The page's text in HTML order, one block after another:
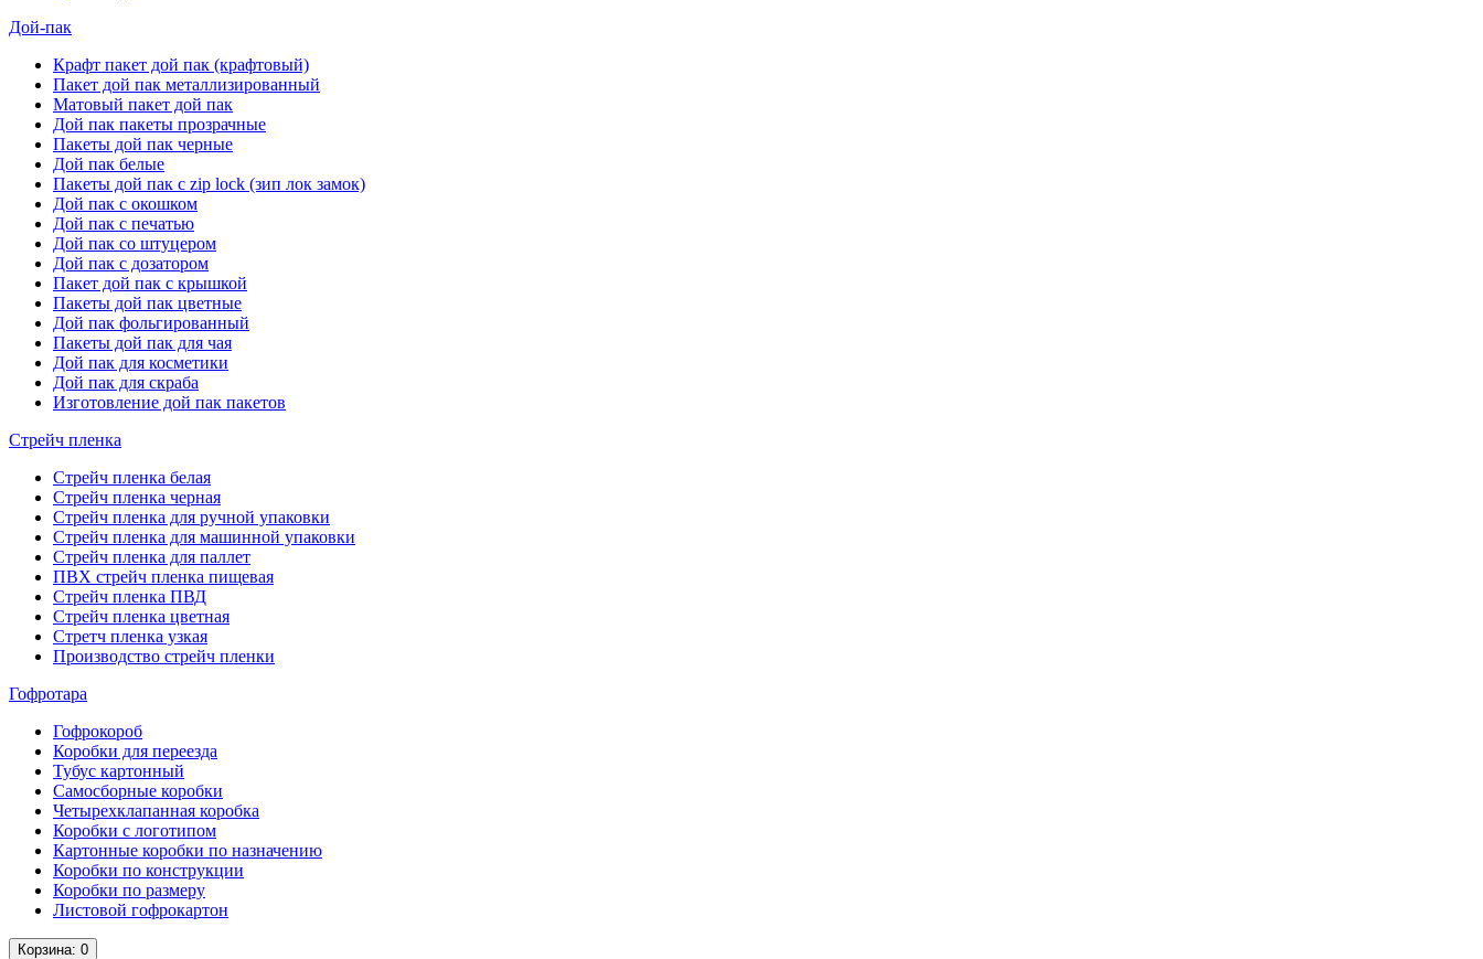
Дой-пак
Крафт пакет дой пак (крафтовый)
Пакет дой пак металлизированный
Матовый пакет дой пак
Дой пак пакеты прозрачные
Пакеты дой пак черные
Дой пак белые
Пакеты дой пак с zip lock (зип лок замок)
Дой пак с окошком
Дой пак с печатью
Дой пак со штуцером
Дой пак с дозатором
Пакет дой пак с крышкой
Пакеты дой пак цветные
Дой пак фольгированный
Пакеты дой пак для чая
Дой пак для косметики
Дой пак для скраба
Изготовление дой пак пакетов
Стрейч пленка
Стрейч пленка белая
Стрейч пленка черная
Стрейч пленка для ручной упаковки
Стрейч пленка для машинной упаковки
Стрейч пленка для паллет
ПВХ стрейч пленка пищевая
Cтрейч пленка ПВД
Стрейч пленка цветная
Стретч пленка узкая
Производство стрейч пленки
Гофротара
Гофрокороб
Коробки для переезда
Тубус картонный
Самосборные коробки
Четырехклапанная коробка
Коробки с логотипом
Картонные коробки по назначению
Коробки по конструкции
Коробки по размеру
Листовой гофрокартон
Корзина: 0